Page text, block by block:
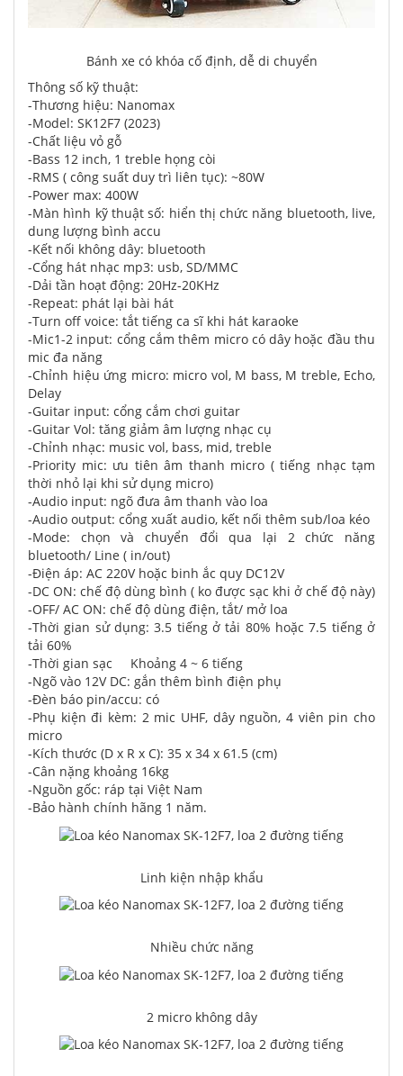
Bánh xe có khóa cố định, dễ di chuyển
Thông số kỹ thuật:
-Thương hiệu: Nanomax
-Model: SK12F7 (2023)
-Chất liệu vỏ gỗ
-Bass 12 inch, 1 treble họng còi
-RMS ( công suất duy trì liên tục): ~80W
-Power max: 400W
-Màn hình kỹ thuật số: hiển thị chức năng bluetooth, live,
dung lượng bình accu
-Kết nối không dây: bluetooth
-Cổng hát nhạc mp3: usb, SD/MMC
-Dải tần hoạt động: 20Hz-20KHz
-Repeat: phát lại bài hát
-Turn off voice: tắt tiếng ca sĩ khi hát karaoke
-Mic1-2 input: cổng cắm thêm micro có dây hoặc đầu thu
mic đa năng
-Chỉnh hiệu ứng micro: micro vol, M bass, M treble, Echo,
Delay
-Guitar input: cổng cắm chơi guitar
-Guitar Vol: tăng giảm âm lượng nhạc cụ
-Chỉnh nhạc: music vol, bass, mid, treble
-Priority mic: ưu tiên âm thanh micro ( tiếng nhạc tạm
thời nhỏ lại khi sử dụng micro)
-Audio input: ngõ đưa âm thanh vào loa
-Audio output: cổng xuất audio, kết nối thêm sub/loa kéo
-Mode: chọn và chuyển đổi qua lại 2 chức năng
bluetooth/ Line ( in/out)
-Điện áp: AC 220V hoặc binh ắc quy DC12V
-DC ON: chế độ dùng bình ( ko được sạc khi ở chế độ này)
-OFF/ AC ON: chế độ dùng điện, tắt/ mở loa
-Thời gian sử dụng: 3.5 tiếng ở tải 80% hoặc 7.5 tiếng ở
tải 60%
-Thời gian sạc Khoảng 4 ~ 6 tiếng
-Ngõ vào 12V DC: gắn thêm bình điện phụ
-Đèn báo pin/accu: có
-Phụ kiện đi kèm: 2 mic UHF, dây nguồn, 4 viên pin cho
micro
-Kích thước (D x R x C): 35 x 34 x 61.5 (cm)
-Cân nặng khoảng 16kg
-Nguồn gốc: ráp tại Việt Nam
-Bảo hành chính hãng 1 năm.
Linh kiện nhập khẩu
Nhiều chức năng
2 micro không dây